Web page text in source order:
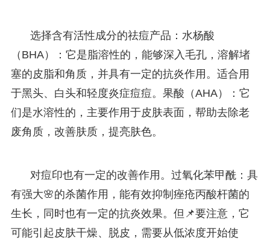
选择含有活性成分的祛痘产品：水杨酸
（BHA）：它是脂溶性的，能够深入毛孔，溶解堵
塞的皮脂和角质，并具有一定的抗炎作用。适合用
于黑头、白头和轻度炎症痘痘。果酸（AHA）：它
们是水溶性的，主要作用于皮肤表面，帮助去除老
废角质，改善肤质，提亮肤色。
对痘印也有一定的改善作用。过氧化苯甲酰：具
有强大🌸的杀菌作用，能有效抑制痤疮丙酸杆菌的
生长，同时也有一定的抗炎效果。但📌要注意，它
可能引起皮肤干燥、脱皮，需要从低浓度开始使